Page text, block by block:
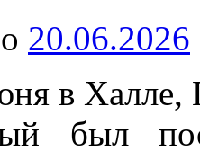
20.06.2026
был